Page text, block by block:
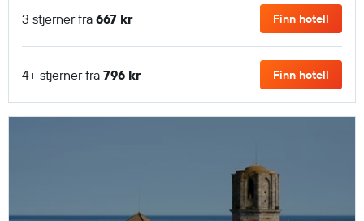
3 stjerner fra 667 kr Finn hotell
4+ stjerner fra 796 kr Finn hotell